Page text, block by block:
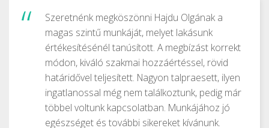
Szeretnénk megköszönni Hajdu Olgának a
magas szintű munkáját, melyet lakásunk
értékesítésénél tanúsított. A megbízást korrekt
módon, kiváló szakmai hozzáértéssel, rövid
határidővel teljesített. Nagyon talpraesett, ilyen
ingatlanossal még nem találkoztunk, pedig már
többel voltunk kapcsolatban. Munkájához jó
egészséget és további sikereket kívánunk.